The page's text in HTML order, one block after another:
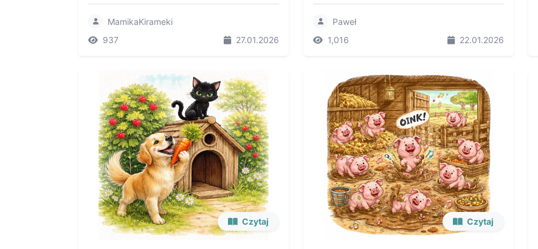
MamikaKirameki
937
27.01.2026
Paweł
1,016
22.01.2026
Czytaj Czytaj